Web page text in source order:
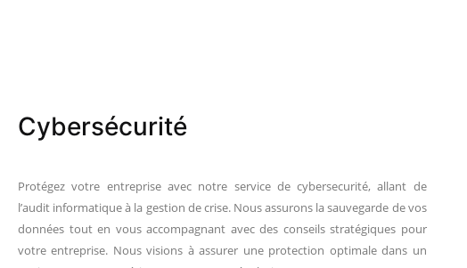
Cybersécurité
Protégez votre entreprise avec notre service de cybersecurité, allant de
l’audit informatique à la gestion de crise. Nous assurons la sauvegarde de vos
données tout en vous accompagnant avec des conseils stratégiques pour
votre entreprise. Nous visions à assurer une protection optimale dans un